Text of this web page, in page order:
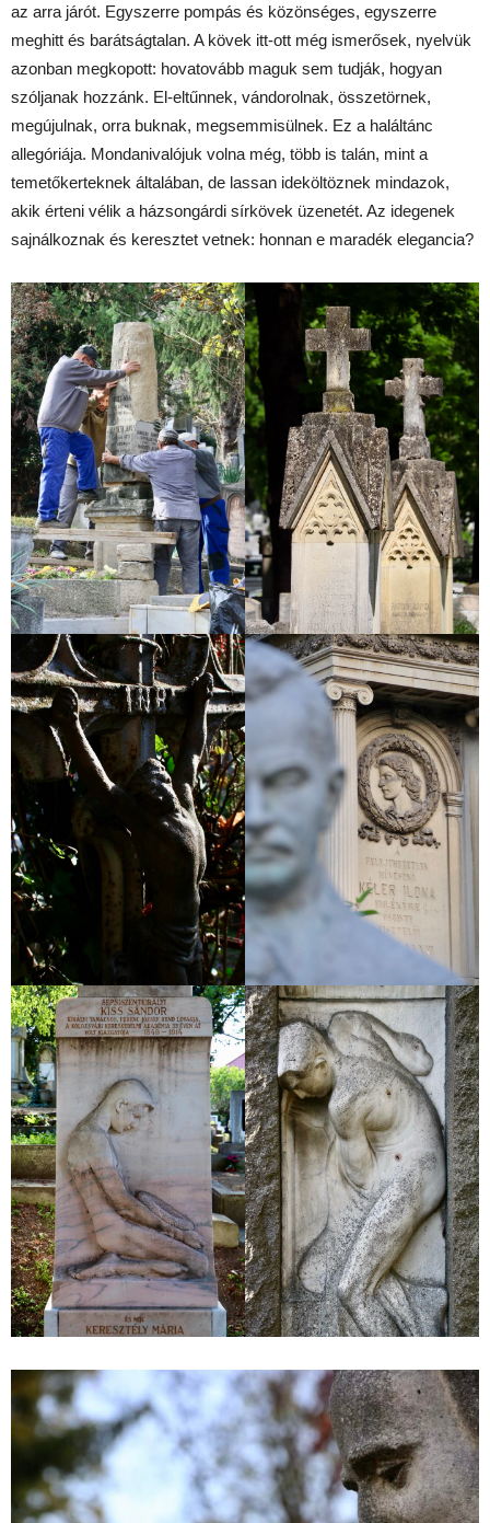
az arra járót. Egyszerre pompás és közönséges, egyszerre
meghitt és barátságtalan. A kövek itt-ott még ismerősek, nyelvük
azonban megkopott: hovatovább maguk sem tudják, hogyan
szóljanak hozzánk. El-eltűnnek, vándorolnak, összetörnek,
megújulnak, orra buknak, megsemmisülnek. Ez a haláltánc
allegóriája. Mondanivalójuk volna még, több is talán, mint a
temetőkerteknek általában, de lassan ideköltöznek mindazok,
akik érteni vélik a házsongárdi sírkövek üzenetét. Az idegenek
sajnálkoznak és keresztet vetnek: honnan e maradék elegancia?